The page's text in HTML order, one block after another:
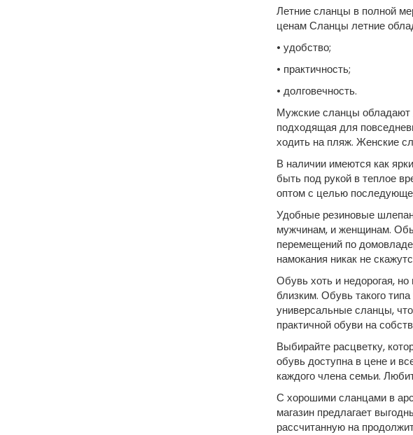
Летние сланцы в полной
ценам Сланцы летние
• удобство;
• практичность;
• долговечность.
Мужские сланцы обладают
подходящая для
ходить на пляж. Женские
В наличии имеются как
быть под рукой в теплое
оптом с целью
Удобные резиновые
мужчинам, и женщинам.
перемещений по
намокания никак не
Обувь хоть и недорогая,
близким. Обувь такого
универсальные сланцы,
практичной обуви на
Выбирайте расцветку,
обувь доступна в цене и
каждого члена семьи.
С хорошими сланцами в
магазин предлагает
рассчитанную на